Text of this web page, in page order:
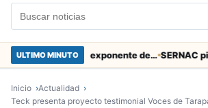
ULTIMO MINUTO Murió tacneña Charito Mistral máxima exponente de la música criolla durante 50 años
Inicio
Actualidad
Teck presenta proyecto testimonial Voces de